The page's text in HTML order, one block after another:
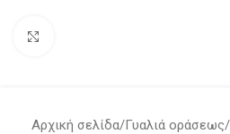
Αρχική σελίδα Γυαλιά οράσεως